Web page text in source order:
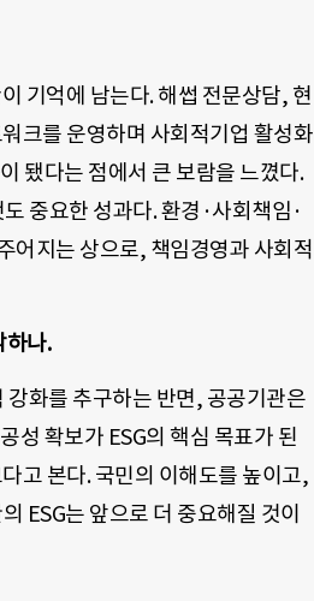
기억에 남는다. 해썹 전문상담, 현
크를 운영하며 사회적기업 활성화
됐다는 점에서 큰 보람을 느꼈다.
중요한 성과다. 환경·사회책임·
어지는 상으로, 책임경영과 사회적
하나.
강화를 추구하는 반면, 공공기관은
성 확보가 ESG의 핵심 목표가 된
고 본다. 국민의 이해도를 높이고,
ESG는 앞으로 더 중요해질 것이